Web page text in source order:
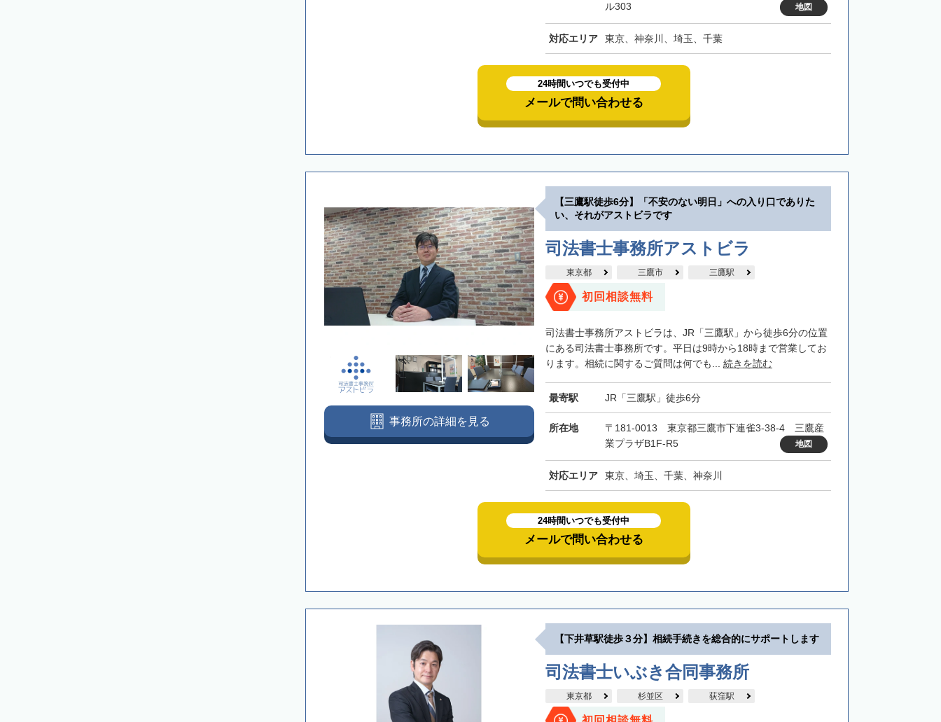
ル303
地図
対応エリア 東京、神奈川、埼玉、千葉
24時間いつでも受付中
メールで問い合わせる
【三鷹駅徒歩6分】「不安のない明日」への入り口でありた
い、それがアストビラです
司法書士事務所アストビラ
東京都 三鷹市 三鷹駅
初回相談無料
司法書士事務所アストビラは、JR「三鷹駅」から徒歩6分の位置
にある司法書士事務所です。平日は9時から18時まで営業してお
ります。相続に関するご質問は何でも... 続きを読む
最寄駅 JR「三鷹駅」徒歩6分
所在地
〒181-0013 東京都三鷹市下連雀3-38-4 三鷹産
業プラザB1F-R5
地図
対応エリア 東京、埼玉、千葉、神奈川
事務所の詳細を見る
24時間いつでも受付中
メールで問い合わせる
【下井草駅徒歩３分】相続手続きを総合的にサポートします
司法書士いぶき合同事務所
東京都 杉並区 荻窪駅